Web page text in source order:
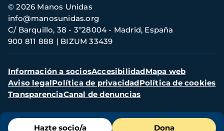
Menú
Hazte socio/a Dona
Información
de
contacto
© 2026 Manos Unidas
C/ Barquillo, 38 - 3º28004 - Madrid, España
900 811 888
BIZUM 33439
info@manosunidas.org
Menú
secundario
Información a sociosAccesibilidadMapa web
Aviso legalPolítica de privacidadPolítica de cookies
TransparenciaCanal de denuncias